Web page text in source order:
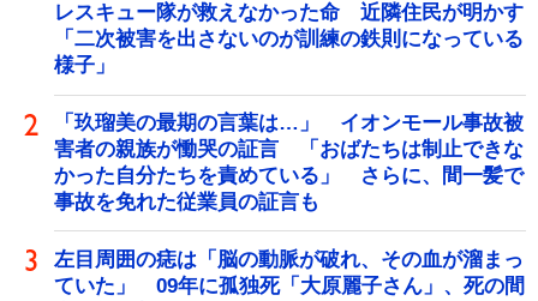
レスキュー隊が救えなかった命 近隣住民が明かす
「二次被害を出さないのが訓練の鉄則になっている
様子」
「玖瑠美の最期の言葉は…」 イオンモール事故被
害者の親族が慟哭の証言 「おばたちは制止できな
かった自分たちを責めている」 さらに、間一髪で
事故を免れた従業員の証言も
左目周囲の痣は「脳の動脈が破れ、その血が溜まっ
ていた」 09年に孤独死「大原麗子さん」、死の間